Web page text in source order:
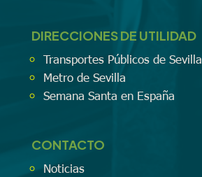
DIRECCIONES DE UTILIDAD
Transportes Públicos de Sevilla
Metro de Sevilla
Semana Santa en España
CONTACTO
Noticias